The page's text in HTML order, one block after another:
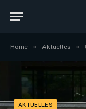
Home » Aktuelles »
AKTUELLES